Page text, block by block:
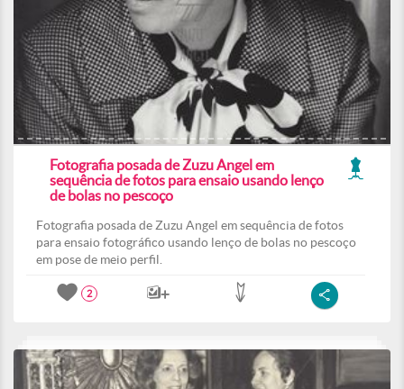
Fotografia posada de Zuzu Angel em
sequência de fotos para ensaio usando lenço
de bolas no pescoço
Fotografia posada de Zuzu Angel em sequência de fotos
para ensaio fotográfico usando lenço de bolas no pescoço
em pose de meio perfil.
2